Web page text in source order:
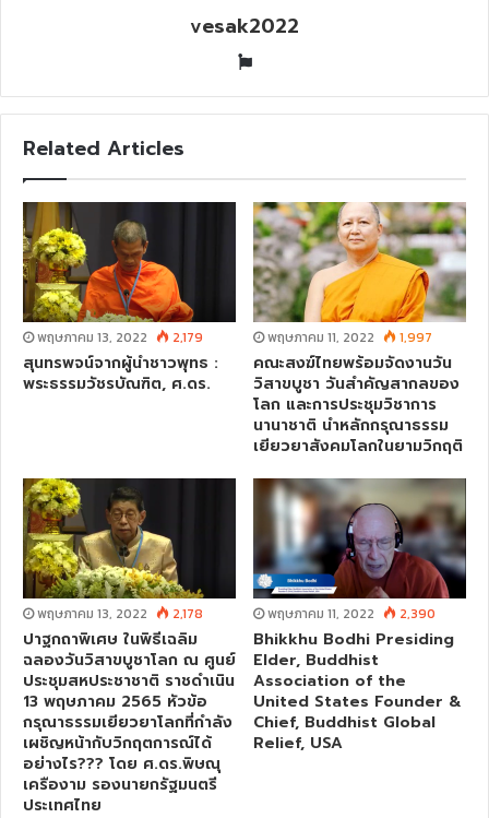
vesak2022
W
b
t
e
Related Articles
พฤษภาคม 13, 2022 2,179
สุนทรพจน์จากผู้นำชาวพุทธ :
พระธรรมวัชรบัณฑิต, ศ.ดร.
พฤษภาคม 11, 2022 1,997
คณะสงฆ์ไทยพร้อมจัดงานวัน
วิสาขบูชา วันสำคัญสากลของ
โลก และการประชุมวิชาการ
นานาชาติ นำหลักกรุณาธรรม
เยียวยาสังคมโลกในยามวิกฤติ
พฤษภาคม 13, 2022 2,178
ปาฐกถาพิเศษ ในพิธีเฉลิม
ฉลองวันวิสาขบูชาโลก ณ ศูนย์
ประชุมสหประชาชาติ ราชดำเนิน
13 พฤษภาคม 2565 หัวข้อ
กรุณาธรรมเยียวยาโลกที่กำลัง
เผชิญหน้ากับวิกฤตการณ์ได้
อย่างไร??? โดย ศ.ดร.พิษณุ
เครืองาม รองนายกรัฐมนตรี
ประเทศไทย
พฤษภาคม 11, 2022 2,390
Bhikkhu Bodhi Presiding
Elder, Buddhist
Association of the
United States Founder &
Chief, Buddhist Global
Relief, USA